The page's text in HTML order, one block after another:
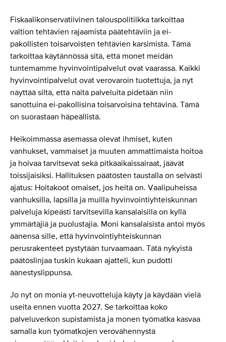
Fiskaalikonservatiivinen talouspolitiikka tarkoittaa
valtion tehtävien rajaamista päätehtäviin ja ei-
pakollisten toisarvoisten tehtävien karsimista. Tämä
tarkoittaa käytännössä sitä, että monet meidän
tuntemamme hyvinvointipalvelut ovat vaarassa. Kaikki
hyvinvointipalvelut ovat verovaroin tuotettuja, ja nyt
näyttää siltä, että näitä palveluita pidetään niin
sanottuina ei-pakollisina toisarvoisina tehtävinä. Tämä
on suorastaan häpeällistä.
Heikoimmassa asemassa olevat ihmiset, kuten
vanhukset, vammaiset ja muuten ammattimaista hoitoa
ja hoivaa tarvitsevat sekä pitkäaikaissairaat, jäävät
toissijaisiksi. Hallituksen päätösten taustalla on selvästi
ajatus: Hoitakoot omaiset, jos heitä on. Vaalipuheissa
vanhuksilla, lapsilla ja muilla hyvinvointiyhteiskunnan
palveluja kipeästi tarvitsevilla kansalaisilla on kyllä
ymmärtäjiä ja puolustajia. Moni kansalaisista antoi myös
äänensä sille, että hyvinvointiyhteiskunnan
perusrakenteet pystytään turvaamaan. Tätä nykyistä
päätöslinjaa tuskin kukaan ajatteli, kun pudotti
äänestyslippunsa.
Jo nyt on monia yt-neuvotteluja käyty ja käydään vielä
useita ennen vuotta 2027. Se tarkoittaa koko
palveluverkon supistamista ja monen työmatka kasvaa
samalla kun työmatkojen verovähennystä